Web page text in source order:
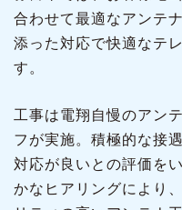
合わせて最適なアンテ
添った対応で快適なテ
す。
工事は電翔自慢のアン
フが実施。積極的な接
対応が良いとの評価を
かなヒアリングにより